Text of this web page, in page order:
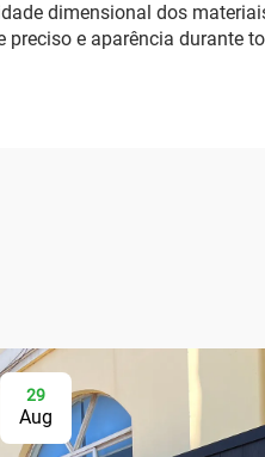
dimensional dos
e aparência durante
29
Aug